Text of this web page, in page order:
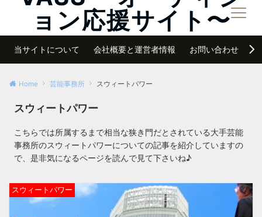
ョン応援サイト〜メニュー
当サイトについて 会社概要と運営者情報 お問い合わせ
Home 芸能事務所 スウィートパワー
スウィートパワー
こちらでは所属するまで相当な狭き門だとされている大手芸能
事務所のスウィートパワーについての記事を紹介していますの
で、是非気になるページを読んで見て下さいね♪
スウィートパワー